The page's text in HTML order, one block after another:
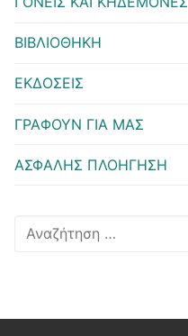
ΒΙΒΛΙΟΘΗΚΗ
ΕΚΔΟΣΕΙΣ
ΓΡΑΦΟΥΝ ΓΙΑ ΜΑΣ
ΑΣΦΑΛΗΣ ΠΛΟΗΓΗΣΗ
Αναζήτηση